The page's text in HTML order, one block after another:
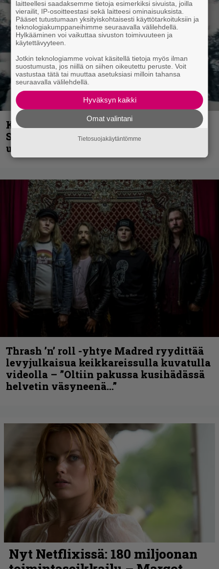
Kunnianosoitus hyiselle Pohjolalle –
Shining hyppäsi keskelle kinoksia
uudella videollaan
Thrash ’n’ roll -yhtye Madred ryydittää
levyjulkaisua keikkareissulla kuvatulla
videolla – ”Oltiin pakussa kusihädässä
helvetin väsyneenä…”
laitteellesi saadaksemme tietoja esimerkiksi sivuista, joilla
vierailit, IP-osoitteestasi sekä laitteesi ominaisuuksista.
Pääset tutustumaan yksityiskohtaisesti käyttötarkoituksiin ja
teknologiakumppaneihimme seuraavalla välilehdellä.
Hylkääminen voi vaikuttaa sivuston toimivuuteen ja
käytettävyyteen.
Jotkin teknologiamme voivat käsitellä tietoja myös ilman
suostumusta, jos niillä on siihen oikeutettu peruste. Voit
vastustaa tätä tai muuttaa asetuksiasi milloin tahansa
seuraavalla välilehdellä.
Hyväksyn kaikki
Omat valintani
Tietosuojakäytäntömme